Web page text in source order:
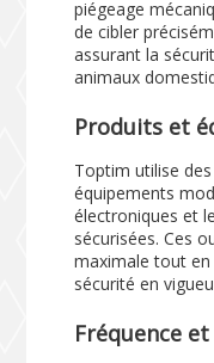
piégeage
de cibler
assurant la
animaux
Produits et
Toptim utilise
équipements
électroniques et
sécurisées. Ces
maximale tout
sécurité en
Fréquence